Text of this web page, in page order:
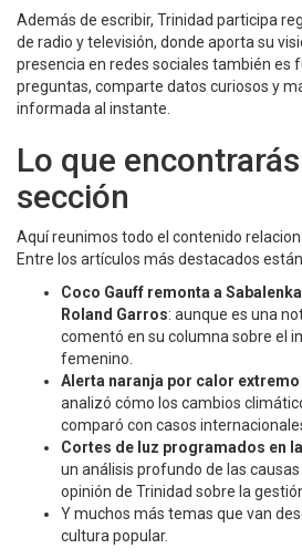
Además de escribir, Trinidad participa
de radio y televisión, donde aporta su
presencia en redes sociales también es
preguntas, comparte datos curiosos y
informada al instante.
Lo que
sección
Aquí reunimos todo el contenido
Entre los artículos más destacados
Coco Gauff remonta a
Roland Garros: aunque es una
comentó en su columna sobre el
femenino.
Alerta naranja por calor extremo
analizó cómo los cambios
comparó con casos
Cortes de luz programados en
un análisis profundo de las
opinión de Trinidad sobre la
Y muchos más temas que van
cultura popular.